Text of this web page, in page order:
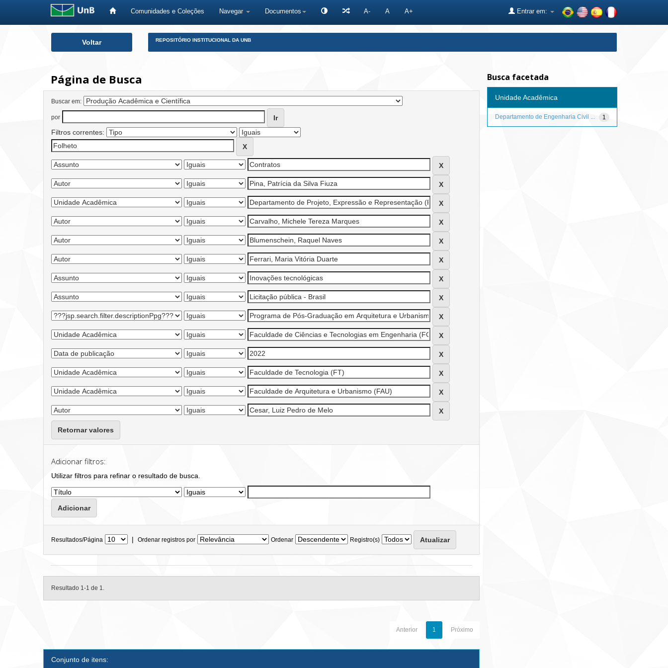
Comunidades e Coleções Navegar Documentos A- A A+ Entrar em:
Voltar REPOSITÓRIO INSTITUCIONAL DA UNB
Página de Busca
Buscar em:
por
Filtros correntes:
Retornar valores
Adicionar filtros:
Utilizar filtros para refinar o resultado de busca.
Resultados/Página | Ordenar registros por Ordenar Registro(s)
Resultado 1-1 de 1.
Anterior 1 Próximo
Conjunto de itens:
Busca facetada
Unidade Acadêmica
1
Departamento de Engenharia Civil ...